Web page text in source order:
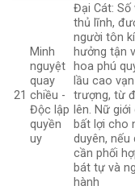
21
Minh
nguyệt
quay
chiều -
Độc lập
quyền
uy
Đại Cát: Số
thủ lĩnh,
người tôn
hưởng tận
hoa phú
lầu cao vạn
trượng, từ
lên. Nữ giới
bất lợi cho
duyên, nếu
cần phối
bát tự và
hành